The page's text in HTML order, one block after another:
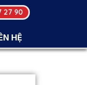
27 90
HỆ